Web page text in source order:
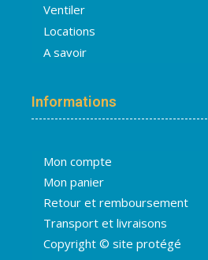
Ventiler
Locations
A savoir
Informations
Mon compte
Mon panier
Retour et remboursement
Transport et livraisons
Copyright © site protégé